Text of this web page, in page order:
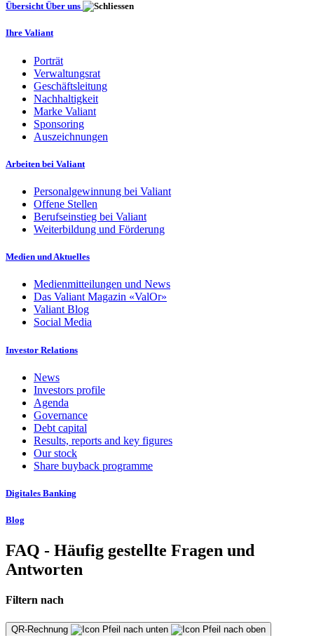
Übersicht Über uns
Ihre Valiant
Porträt
Verwaltungsrat
Geschäftsleitung
Nachhaltigkeit
Marke Valiant
Sponsoring
Auszeichnungen
Arbeiten bei Valiant
Personalgewinnung bei Valiant
Offene Stellen
Berufseinstieg bei Valiant
Weiterbildung und Förderung
Medien und Aktuelles
Medienmitteilungen und News
Das Valiant Magazin «ValOr»
Valiant Blog
Social Media
Investor Relations
News
Investors profile
Agenda
Governance
Debt capital
Results, reports and key figures
Our stock
Share buyback programme
Digitales Banking
Blog
FAQ - Häufig gestellte Fragen und
Antworten
Filtern nach
QR-Rechnung